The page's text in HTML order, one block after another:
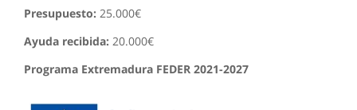
Presupuesto: 25.000€
Ayuda recibida: 20.000€
Programa Extremadura FEDER 2021-2027